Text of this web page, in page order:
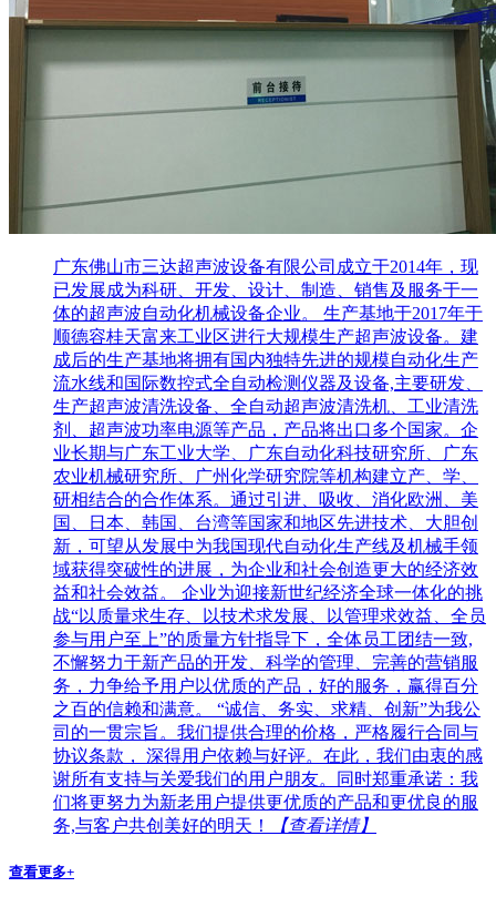
广东佛山市三达超声波设备有限公司成立于2014年，现
已发展成为科研、开发、设计、制造、销售及服务于一
体的超声波自动化机械设备企业。 生产基地于2017年于
顺德容桂天富来工业区进行大规模生产超声波设备。建
成后的生产基地将拥有国内独特先进的规模自动化生产
流水线和国际数控式全自动检测仪器及设备,主要研发、
生产超声波清洗设备、全自动超声波清洗机、工业清洗
剂、超声波功率电源等产品，产品将出口多个国家。企
业长期与广东工业大学、广东自动化科技研究所、广东
农业机械研究所、广州化学研究院等机构建立产、学、
研相结合的合作体系。通过引进、吸收、消化欧洲、美
国、日本、韩国、台湾等国家和地区先进技术、大胆创
新，可望从发展中为我国现代自动化生产线及机械手领
域获得突破性的进展，为企业和社会创造更大的经济效
益和社会效益。 企业为迎接新世纪经济全球一体化的挑
战“以质量求生存、以技术求发展、以管理求效益、全员
参与用户至上”的质量方针指导下，全体员工团结一致,
不懈努力于新产品的开发、科学的管理、完善的营销服
务，力争给予用户以优质的产品，好的服务，赢得百分
之百的信赖和满意。 “诚信、务实、求精、创新”为我公
司的一贯宗旨。我们提供合理的价格，严格履行合同与
协议条款， 深得用户依赖与好评。在此，我们由衷的感
谢所有支持与关爱我们的用户朋友。同时郑重承诺：我
们将更努力为新老用户提供更优质的产品和更优良的服
务,与客户共创美好的明天！
【查看详情】
查看更多+